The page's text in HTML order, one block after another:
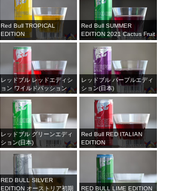
Red Bull TROPICAL
EDITION
Red Bull SUMMER
EDITION 2021 Cactus Fruit
レッドブル レッドエディシ
ョン ワイルドパッション
レッドブル パープルエディ
ション(日本)
レッドブル グリーンエディ
ション(日本)
Red Bull RED ITALIAN
EDITION
RED BULL SILVER
EDITION オーストリア初期
RED BULL LIME EDITION